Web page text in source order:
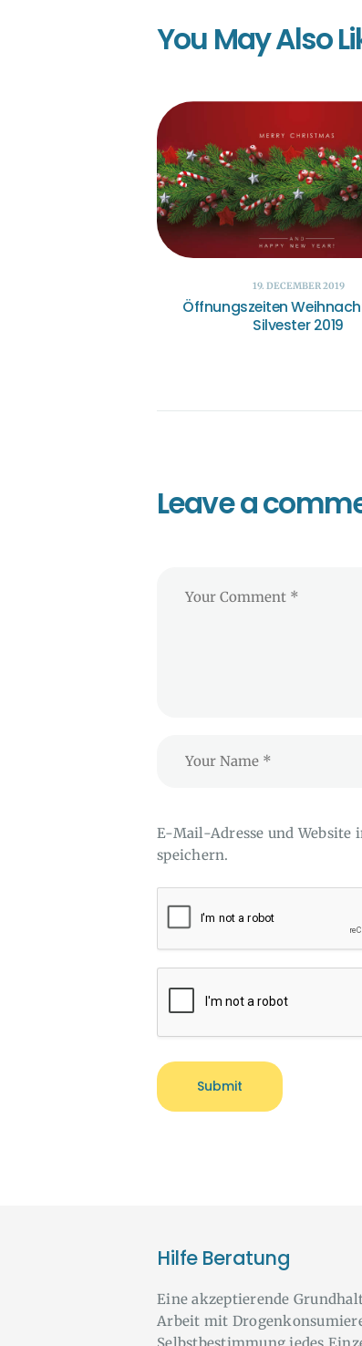
You May Also
19. DECEMBER 2019
Öffnungszeiten
Silvester 2019
Leave a
E-Mail-Adresse und Website
speichern.
Hilfe Beratung
Eine akzeptierende
Arbeit mit